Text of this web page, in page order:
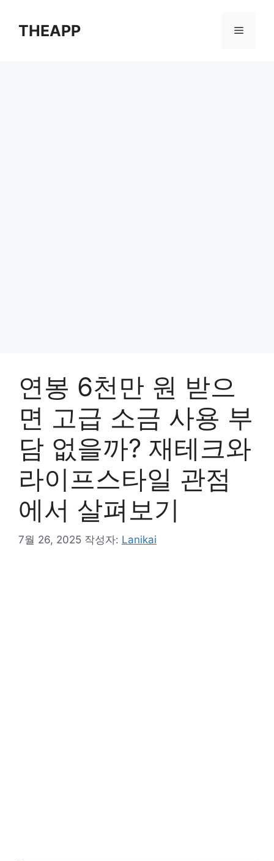
THEAPP 메
연봉 6천만 원 받으
면 고급 소금 사용 부
담 없을까? 재테크와
라이프스타일 관점
에서 살펴보기
7월 26, 2025 작성자: Lanikai